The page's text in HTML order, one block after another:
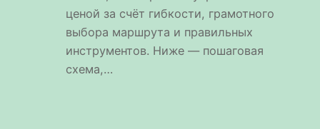
ценой за счёт гибкости, грамотного
выбора маршрута и правильных
инструментов. Ниже — пошаговая
схема,…